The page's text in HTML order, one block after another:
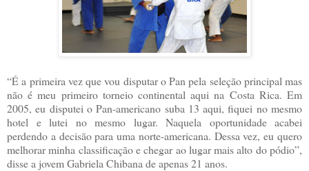
“É a primeira vez que vou disputar o Pan pela seleção principal mas
não é meu primeiro torneio continental aqui na Costa Rica. Em
2005, eu disputei o Pan-americano suba 13 aqui, fiquei no mesmo
hotel e lutei no mesmo lugar. Naquela oportunidade acabei
perdendo a decisão para uma norte-americana. Dessa vez, eu quero
melhorar minha classificação e chegar ao lugar mais alto do pódio”,
disse a jovem Gabriela Chibana de apenas 21 anos.